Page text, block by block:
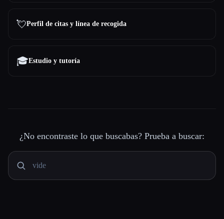
💘Perfil de citas y línea de recogida
🎓Estudio y tutoría
¿No encontraste lo que buscabas? Prueba a buscar: